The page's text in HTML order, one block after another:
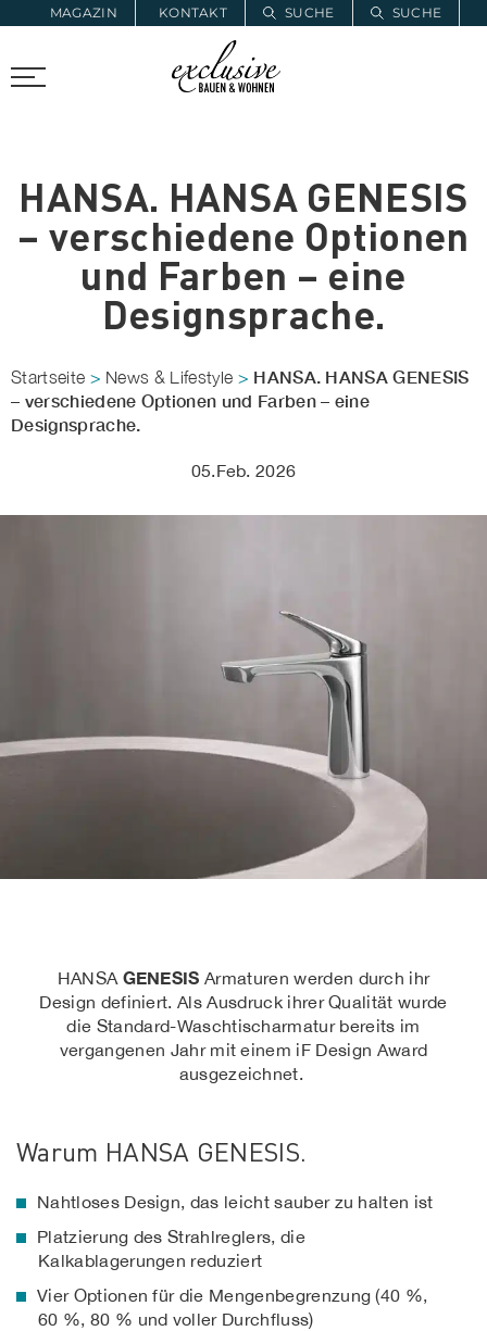
MAGAZIN KONTAKT SUCHE
SUCHE
PROARCHITEC PROINSTALL
HANSA. HANSA GENESIS
– verschiedene Optionen
und Farben – eine
Designsprache.
Startseite > News & Lifestyle > HANSA. HANSA GENESIS
– verschiedene Optionen und Farben – eine
Designsprache.
05.Feb. 2026
HANSA GENESIS Armaturen werden durch ihr
Design definiert. Als Ausdruck ihrer Qualität wurde
die Standard-Waschtischarmatur bereits im
vergangenen Jahr mit einem iF Design Award
ausgezeichnet.
Warum HANSA GENESIS.
Nahtloses Design, das leicht sauber zu halten ist
Platzierung des Strahlreglers, die
Kalkablagerungen reduziert
Vier Optionen für die Mengenbegrenzung (40 %,
60 %, 80 % und voller Durchfluss)